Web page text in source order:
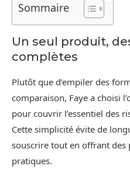
Sommaire
Un seul produit,
complètes
Plutôt que d’empiler des
comparaison, Faye a choisi
pour couvrir l’essentiel des
Cette simplicité évite de
souscrire tout en offrant des
pratiques.